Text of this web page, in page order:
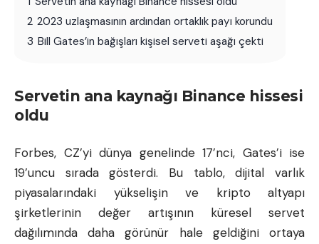
2 2023 uzlaşmasının ardından ortaklık payı korundu
3 Bill Gates’in bağışları kişisel serveti aşağı çekti
Servetin ana kaynağı Binance hissesi
oldu
Forbes, CZ’yi dünya genelinde 17’nci, Gates’i ise
19’uncu sırada gösterdi. Bu tablo, dijital varlık
piyasalarındaki yükselişin ve kripto altyapı
şirketlerinin değer artışının küresel servet
dağılımında daha görünür hale geldiğini ortaya